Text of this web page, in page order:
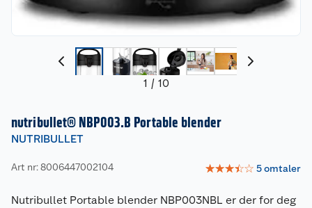
1 / 10
nutribullet® NBP003.B Portable blender
NUTRIBULLET
Art nr: 8006447002104 ☆☆☆☆☆ 5omtaler
Nutribullet Portable blender NBP003NBL er der for deg